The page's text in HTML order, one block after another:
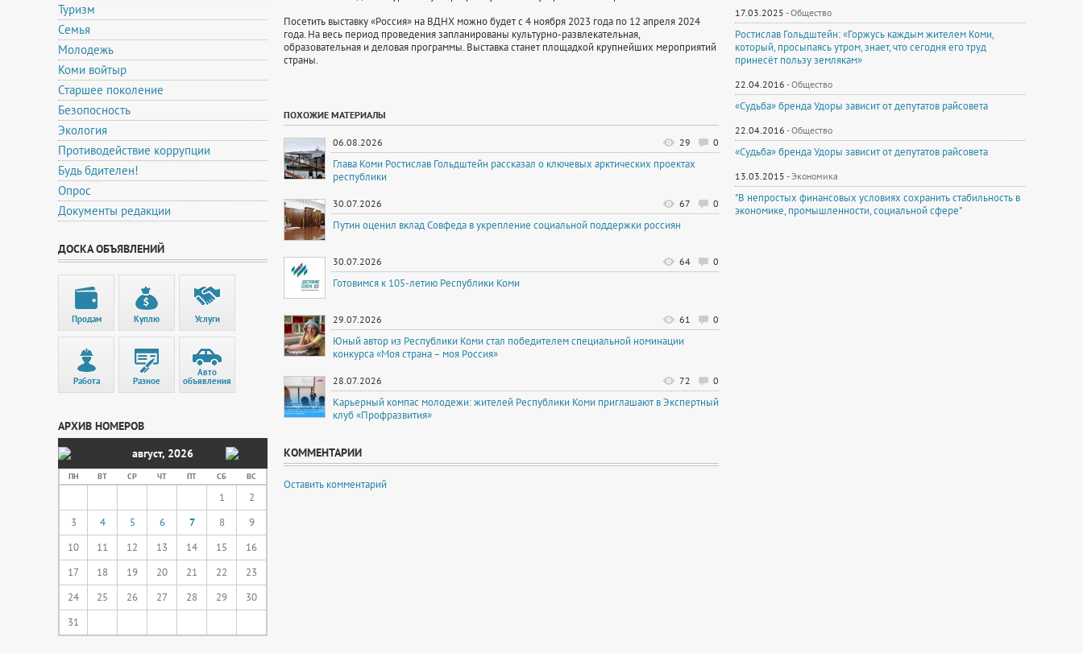
Туризм
Семья
Молодежь
Коми войтыр
Старшее поколение
Безопосность
Экология
Противодействие коррупции
Будь бдителен!
Опрос
Документы редакции
ДОСКА ОБЪЯВЛЕНИЙ
Продам Куплю Услуги
Работа Разное
Авто
объявления
АРХИВ НОМЕРОВ
август, 2026
ПН ВТ СР ЧТ ПТ СБ ВС
1
2
3
4 5 6 7 8
9
10
11 12 13 14 15
16
17
18 19 20 21 22
23
24
25 26 27 28 29
30
31
Посетить выставку «Россия» на ВДНХ можно будет с 4 ноября 2023 года по 12 апреля 2024
года. На весь период проведения запланированы культурно-развлекательная,
образовательная и деловая программы. Выставка станет площадкой крупнейших мероприятий
страны.
ПОХОЖИЕ МАТЕРИАЛЫ
0
29
06.08.2026
Глава Коми Ростислав Гольдштейн рассказал о ключевых арктических проектах
республики
0
67
30.07.2026
Путин оценил вклад Совфеда в укрепление социальной поддержки россиян
0
64
30.07.2026
Готовимся к 105-летию Республики Коми
0
61
29.07.2026
Юный автор из Республики Коми стал победителем специальной номинации
конкурса «Моя страна – моя Россия»
0
72
28.07.2026
Карьерный компас молодежи: жителей Республики Коми приглашают в Экспертный
клуб «Профразвития»
КОММЕНТАРИИ
Оставить комментарий
17.03.2025 -Общество
Ростислав Гольдштейн: «Горжусь каждым жителем Коми,
который, просыпаясь утром, знает, что сегодня его труд
принесёт пользу землякам»
22.04.2016 -Общество
«Судьба» бренда Удоры зависит от депутатов райсовета
22.04.2016 -Общество
«Судьба» бренда Удоры зависит от депутатов райсовета
13.03.2015 -Экономика
"В непростых финансовых условиях сохранить стабильность в
экономике, промышленности, социальной сфере"